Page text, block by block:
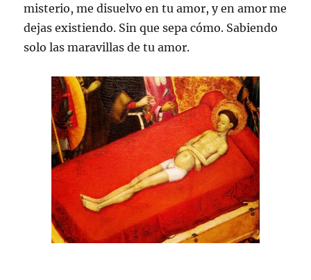
misterio, me disuelvo en tu amor, y en amor me
dejas existiendo. Sin que sepa cómo. Sabiendo
solo las maravillas de tu amor.